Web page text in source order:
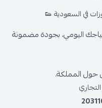
في السعودية 👟
اليومي، بجودة مضمونة